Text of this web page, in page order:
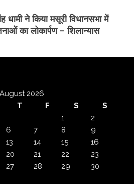
धामी ने किया मसूरी विधानसभा में
का लोकार्पण – शिलान्यास
August 2026
T F S
S
1
2
6 7 8
9
13 14 15
16
20 21 22
23
27 28 29
30